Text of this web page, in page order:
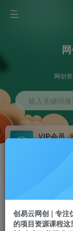
网创
输入关键词搜
VIP会员
会员专属
挂机 项目
脚本卡密
创易云网创 | 专注
的项目资源课程这